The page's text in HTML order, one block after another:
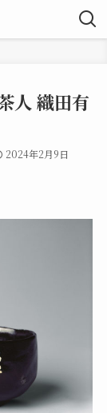
人 織田有
2024年2月9日